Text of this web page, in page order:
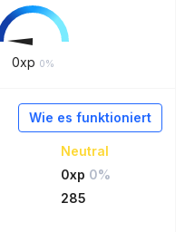
0xp 0%
Wie es funktioniert
Neutral
0xp 0%
285